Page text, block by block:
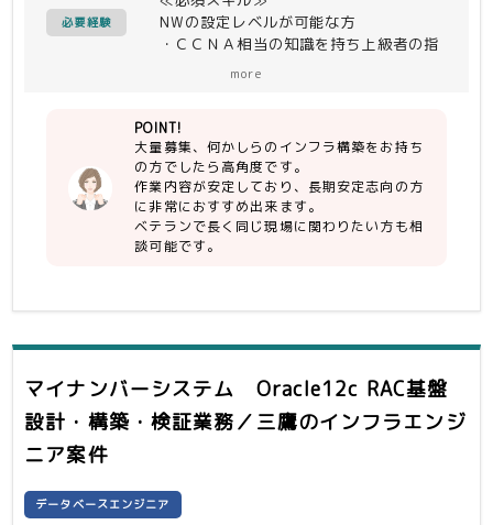
ただしメンテナンス作業などで定期的に
休日出勤が発生場合があります。
必要経験
NWの設定レベルが可能な方
・ＣＣＮＡ相当の知識を持ち上級者の指
・REDHut(RHEL)経験
・CentOS経験
・L2,L3、VLAN構築経験
・LINUX、OpenStack経験
・WireShankによるパケットのモニタ
ー、不具合解析の経験
more
POINT!
大量募集、何かしらのインフラ構築をお持ち
の方でしたら高角度です。
作業内容が安定しており、長期安定志向の方
に非常におすすめ出来ます。
ベテランで長く同じ現場に関わりたい方も相
談可能です。
マイナンバーシステム Oracle12c RAC基盤
設計・構築・検証業務／三鷹のインフラエンジ
ニア案件
データベースエンジニア